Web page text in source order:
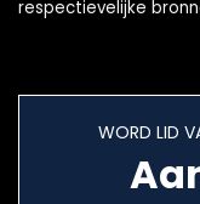
respectievelijke
WORD LID